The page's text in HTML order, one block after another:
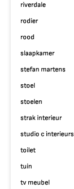
riverdale
rodier
rood
slaapkamer
stefan martens
stoel
stoelen
strak interieur
studio c interieurs
toilet
tuin
tv meubel